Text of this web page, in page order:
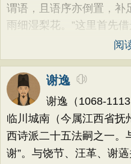
谓语，且语序亦倒置，补
雨细湿梨花。”这里首先
阅
谢逸
谢逸（1068-
临川城南（今属江西省抚
西诗派二十五法嗣之一。
谢”。与饶节、汪革、谢